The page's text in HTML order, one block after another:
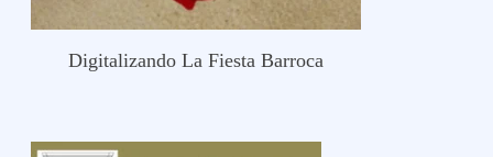
Digitalizando La Fiesta Barroca